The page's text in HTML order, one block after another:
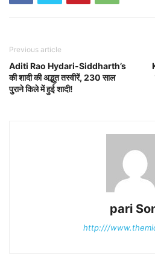
Previous article
Aditi Rao Hydari-Siddharth’s
की शादी की अद्भुत तस्वीरें, 230 साल
पुराने किले में हुई शादी!
pari
http:///